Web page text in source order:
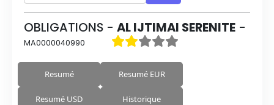
OBLIGATIONS - AL IJTIMAI SERENITE -
MA0000040990
Resumé Resumé EUR
Resumé USD Historique